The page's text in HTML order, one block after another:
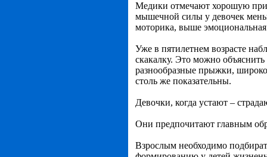
Медики отмечают хорошую
мышечной силы у девочек
моторика, выше
Уже в пятилетнем возрасте
скакалку. Это можно
разнообразные прыжки, широко
столь же показательны.
Девочки, когда устают –
Они предпочитают главным
Взрослым необходимо